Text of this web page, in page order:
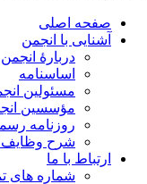
صفحه اصلی
آشنایی با انجمن
دربارۀ انجمن
اساسنامه
مسئولین
مؤسسین
روزنامه
شرح وظایف
ارتباط با ما
شماره های